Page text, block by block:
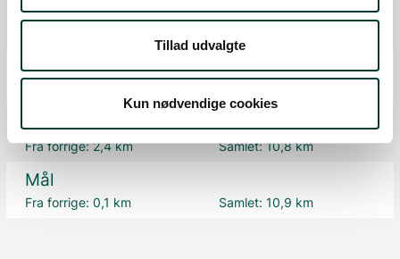
Tillad udvalgte
Kun nødvendige cookies
Shelter på primitiv overnatningsplads
P-plads
Isætningssted
Fra forrige:2,4 km Samlet:10,8 km
Mål
Fra forrige:0,1 km Samlet: 10,9 km